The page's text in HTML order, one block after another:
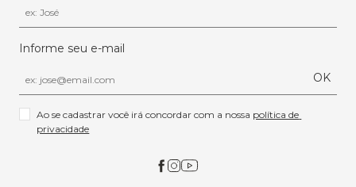
Informe seu e-mail
OK
Ao se cadastrar você irá concordar com a nossa política de
privacidade